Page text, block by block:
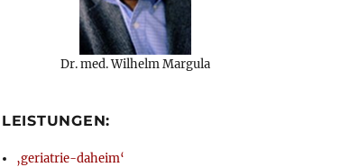
Dr. med. Wilhelm Margula
LEISTUNGEN:
‚geriatrie-daheim‘